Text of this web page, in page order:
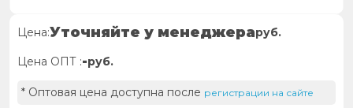
Цена:Уточняйте у менеджераруб.
Цена ОПТ :-руб.
* Оптовая цена доступна после регистрации на сайте